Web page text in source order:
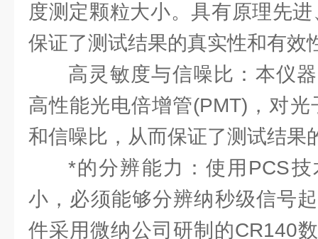
度测定颗粒大小。具有原理先
保证了测试结果的真实性和有效
高灵敏度与信噪比：本仪
高性能光电倍增管(PMT)，对
和信噪比，从而保证了测试结果
*的分辨能力：使用PCS
小，必须能够分辨纳秒级信号
件采用微纳公司研制的CR140